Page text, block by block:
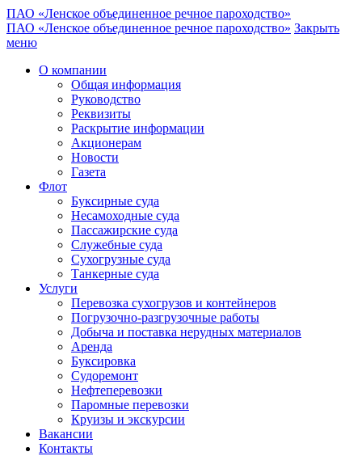
ПАО «Ленское объединенное речное пароходство»
ПАО «Ленское объединенное речное пароходство» Закрыть
меню
О компании
Общая информация
Руководство
Реквизиты
Раскрытие информации
Акционерам
Новости
Газета
Флот
Буксирные суда
Несамоходные суда
Пассажирские суда
Служебные суда
Сухогрузные суда
Танкерные суда
Услуги
Перевозка сухогрузов и контейнеров
Погрузочно-разгрузочные работы
Добыча и поставка нерудных материалов
Аренда
Буксировка
Судоремонт
Нефтеперевозки
Паромные перевозки
Круизы и экскурсии
Вакансии
Контакты